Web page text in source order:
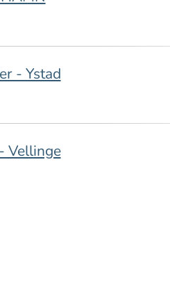
- Ystad
Vellinge